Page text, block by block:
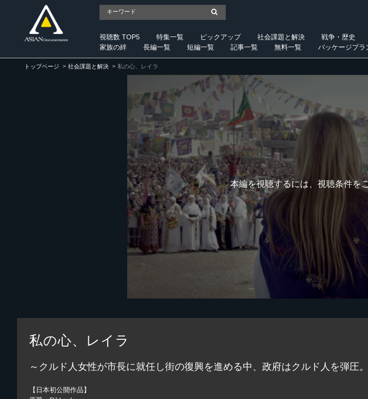
視聴数 TOP5 特集一覧 ピックアップ 社会課題と解決 戦争・歴史
家族の絆
長編一覧 短編一覧 記事一覧 無料一覧 パッケージプラ
トップページ 社会課題と解決 私の心、レイラ
本編を視聴するには、視聴条件を
私の心、レイラ
～クルド人女性が市長に就任し街の復興を進める中、政府はクルド人を弾圧
【日本初公開作品】